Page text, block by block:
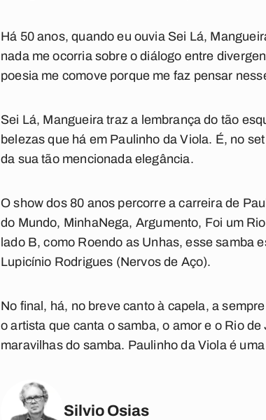
Há 50 anos, quando eu ouvia Sei Lá,
nada me ocorria sobre o diálogo entre
poesia me comove porque me faz pensar
Sei Lá, Mangueira traz a lembrança do tão
belezas que há em Paulinho da Viola. É, no
da sua tão mencionada elegância.
O show dos 80 anos percorre a carreira de
do Mundo, MinhaNega, Argumento, Foi um
lado B, como Roendo as Unhas, esse samba
Lupicínio Rodrigues (Nervos de Aço).
No final, há, no breve canto à capela, a
o artista que canta o samba, o amor e o Rio
maravilhas do samba. Paulinho da Viola é
Silvio Osias